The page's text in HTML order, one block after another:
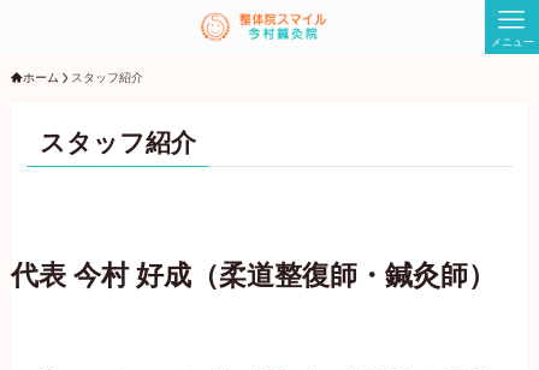
メニュー
ホーム スタッフ紹介
スタッフ紹介
代表 今村 好成（柔道整復師・鍼灸師）